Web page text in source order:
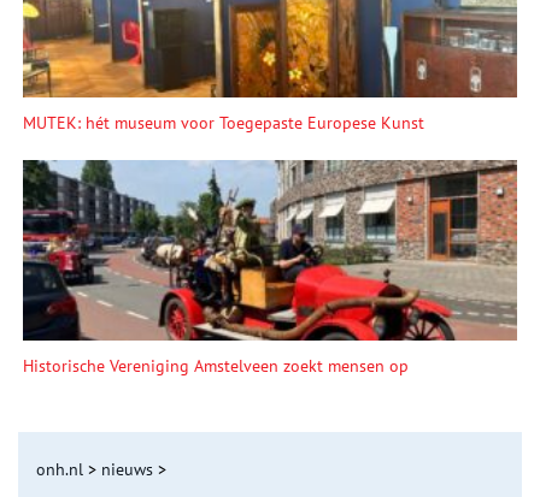
MUTEK: hét museum voor Toegepaste Europese Kunst
Historische Vereniging Amstelveen zoekt mensen op
onh.nl > nieuws >